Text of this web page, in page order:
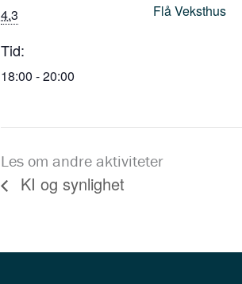
4.3
Tid:
18:00 - 20:00
Flå Veksthus
Les om andre aktiviteter
KI og synlighet